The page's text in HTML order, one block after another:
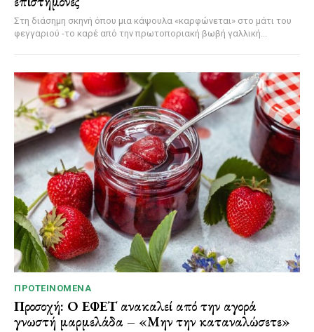
Στη διάσημη σκηνή όπου μια κάψουλα «καρφώνεται» στο μάτι του
φεγγαριού -το καρέ από την πρωτοποριακή βωβή γαλλική...
ΠΡΟΤΕΙΝΌΜΕΝΑ
Προσοχή: Ο ΕΦΕΤ ανακαλεί από την αγορά
γνωστή μαρμελάδα – «Μην την καταναλώσετε»